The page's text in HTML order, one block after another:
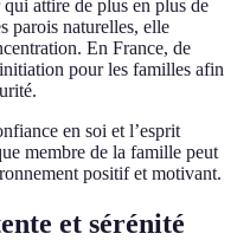
attire de plus en plus de
parois naturelles, elle
En France, de
pour les familles afin
en soi et l’esprit
membre de la famille peut
positif et motivant.
et sérénité